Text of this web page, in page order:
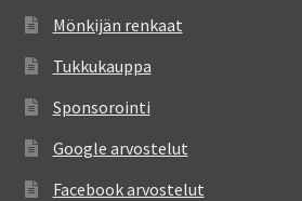
Mönkijän renkaat
Tukkukauppa
Sponsorointi
Google arvostelut
Facebook arvostelut